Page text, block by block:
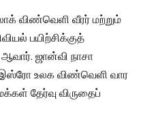
விண்வெளி வீரர் மற்றும்
பயிற்சிக்குத்
ஜான்வி நாசா
உலக விண்வெளி வார
தேர்வு விருதைப்